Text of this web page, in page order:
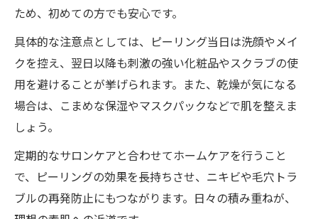
ため、初めての方でも安心です。
具体的な注意点としては、ピーリング当日は洗顔やメイ
クを控え、翌日以降も刺激の強い化粧品やスクラブの使
用を避けることが挙げられます。また、乾燥が気になる
場合は、こまめな保湿やマスクパックなどで肌を整えま
しょう。
定期的なサロンケアと合わせてホームケアを行うこと
で、ピーリングの効果を長持ちさせ、ニキビや毛穴トラ
ブルの再発防止にもつながります。日々の積み重ねが、